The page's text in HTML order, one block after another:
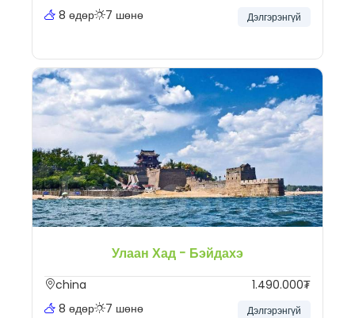
8 өдөр
7 шөнө Дэлгэрэнгүй
Улаан Хад - Бэйдахэ
china
8 өдөр
7 шөнө
1.490.000₮
Дэлгэрэнгүй